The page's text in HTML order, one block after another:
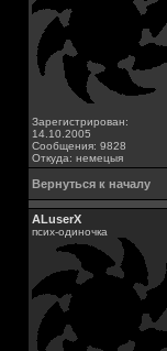
Зарегистрирован:
14.10.2005
Сообщения: 9828
Откуда: немецыя
Вернуться к началу
ALuserX
псих-одиночка